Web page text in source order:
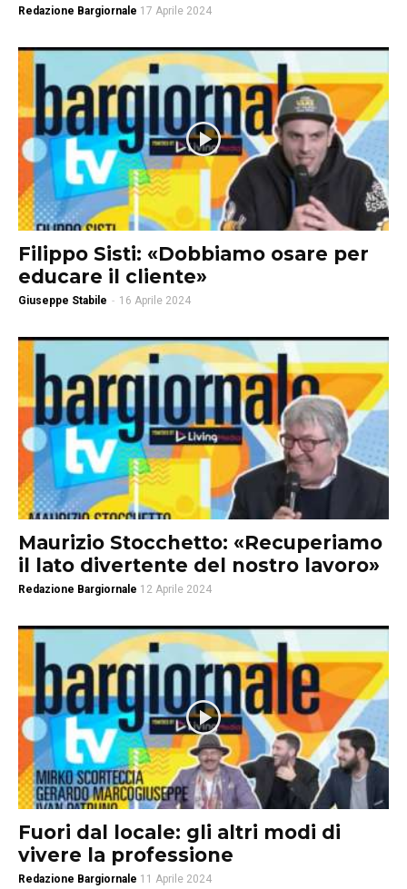
Redazione Bargiornale 17 Aprile 2024
Filippo Sisti: «Dobbiamo osare per
educare il cliente»
Giuseppe Stabile - 16 Aprile 2024
Maurizio Stocchetto: «Recuperiamo
il lato divertente del nostro lavoro»
Redazione Bargiornale 12 Aprile 2024
Fuori dal locale: gli altri modi di
vivere la professione
Redazione Bargiornale 11 Aprile 2024